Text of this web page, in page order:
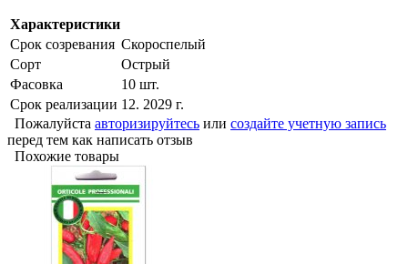
Характеристики
Срок созревания Скороспелый
Сорт
Острый
Фасовка
10 шт.
Срок реализации 12. 2029 г.
Пожалуйста авторизируйтесь или создайте учетную запись
перед тем как написать отзыв
Похожие товары